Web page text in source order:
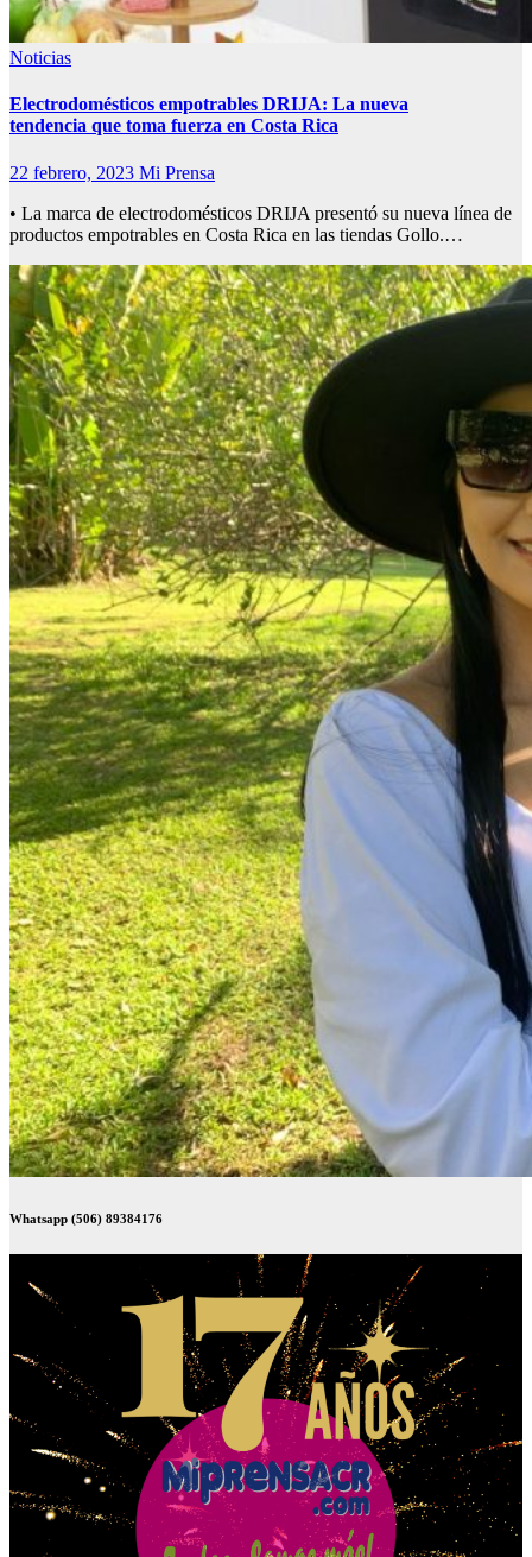
Noticias
Electrodomésticos empotrables DRIJA: La nueva
tendencia que toma fuerza en Costa Rica
22 febrero, 2023 Mi Prensa
• La marca de electrodomésticos DRIJA presentó su nueva línea de
productos empotrables en Costa Rica en las tiendas Gollo.…
Whatsapp (506) 89384176